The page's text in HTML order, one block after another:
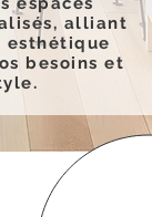
alliant
besoins et